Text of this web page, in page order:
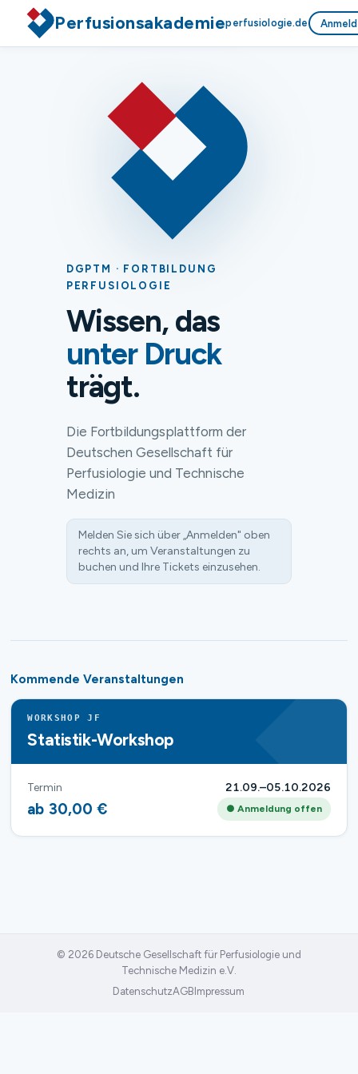
Perfusionsakademieperfusiologie.de
DGPTM · FORTBILDUNG
PERFUSIOLOGIE
Wissen, das
unter Druck
trägt.
Die Fortbildungsplattform der
Deutschen Gesellschaft für
Perfusiologie und Technische
Medizin
Melden Sie sich über „Anmelden" oben
rechts an, um Veranstaltungen zu
buchen und Ihre Tickets einzusehen.
Kommende Veranstaltungen
WORKSHOP JF
Statistik-Workshop
Termin 21.09.–05.10.2026
ab 30,00 € ● Anmeldung offen
© 2026 Deutsche Gesellschaft für Perfusiologie und
Technische Medizin e.V.
DatenschutzAGB Impressum